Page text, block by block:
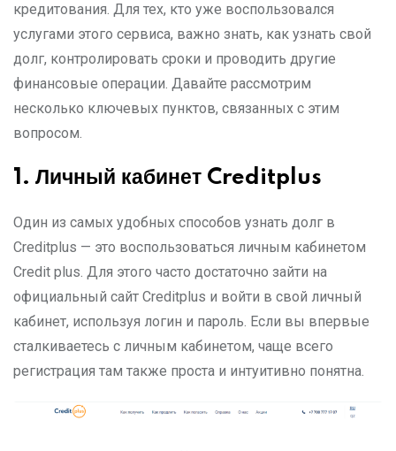
кредитования. Для тех, кто уже воспользовался
услугами этого сервиса, важно знать, как узнать свой
долг, контролировать сроки и проводить другие
финансовые операции. Давайте рассмотрим
несколько ключевых пунктов, связанных с этим
вопросом.
1. Личный кабинет Creditplus
Один из самых удобных способов узнать долг в
Creditplus — это воспользоваться личным кабинетом
Credit plus. Для этого часто достаточно зайти на
официальный сайт Creditplus и войти в свой личный
кабинет, используя логин и пароль. Если вы впервые
сталкиваетесь с личным кабинетом, чаще всего
регистрация там также проста и интуитивно понятна.